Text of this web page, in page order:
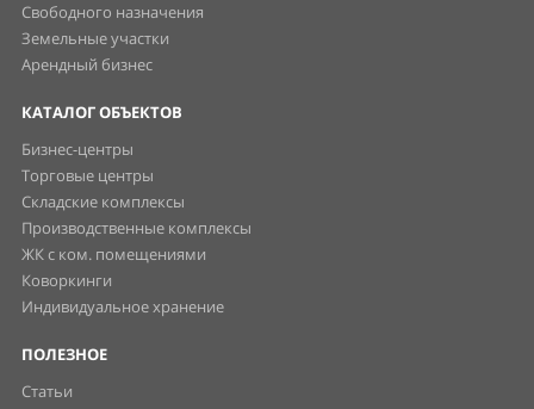
Свободного назначения
Земельные участки
Арендный бизнес
КАТАЛОГ ОБЪЕКТОВ
Бизнес-центры
Торговые центры
Складские комплексы
Производственные комплексы
ЖК с ком. помещениями
Коворкинги
Индивидуальное хранение
ПОЛЕЗНОЕ
Статьи